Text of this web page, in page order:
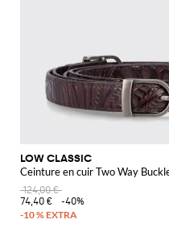
LOW CLASSIC
Ceinture en cuir Two Way
124,00 €
74,40 €
-40%